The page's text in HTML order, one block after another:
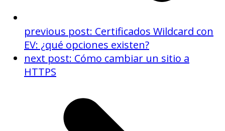
previous post: Certificados Wildcard con
EV: ¿qué opciones existen?
next post: Cómo cambiar un sitio a
HTTPS